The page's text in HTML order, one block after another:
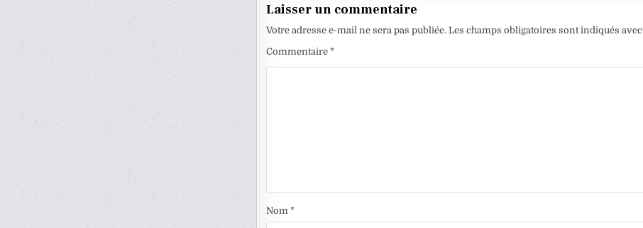
Laisser un commentaire
Votre adresse e-mail ne sera pas publiée. Les champs obligatoires sont indiqués avec
Commentaire *
Nom *